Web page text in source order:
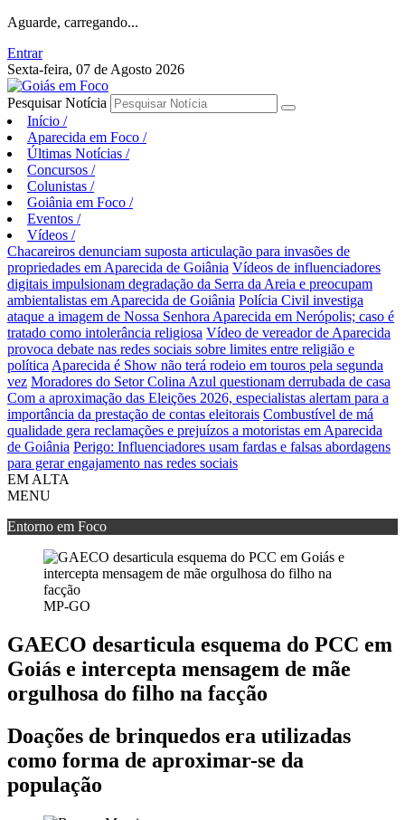
Aguarde, carregando...
Entrar
Sexta-feira, 07 de Agosto 2026
Pesquisar Notícia
Início /
Aparecida em Foco /
Últimas Notícias /
Concursos /
Colunistas /
Goiânia em Foco /
Eventos /
Vídeos /
Chacareiros denunciam suposta articulação para invasões de
propriedades em Aparecida de Goiânia Vídeos de influenciadores
digitais impulsionam degradação da Serra da Areia e preocupam
ambientalistas em Aparecida de Goiânia Polícia Civil investiga
ataque a imagem de Nossa Senhora Aparecida em Nerópolis; caso é
tratado como intolerância religiosa Vídeo de vereador de Aparecida
provoca debate nas redes sociais sobre limites entre religião e
política Aparecida é Show não terá rodeio em touros pela segunda
vez Moradores do Setor Colina Azul questionam derrubada de casa
Com a aproximação das Eleições 2026, especialistas alertam para a
importância da prestação de contas eleitorais Combustível de má
qualidade gera reclamações e prejuízos a motoristas em Aparecida
de Goiânia Perigo: Influenciadores usam fardas e falsas abordagens
para gerar engajamento nas redes sociais
EM ALTA
MENU
Entorno em Foco
MP-GO
GAECO desarticula esquema do PCC em
Goiás e intercepta mensagem de mãe
orgulhosa do filho na facção
Doações de brinquedos era utilizadas
como forma de aproximar-se da
população